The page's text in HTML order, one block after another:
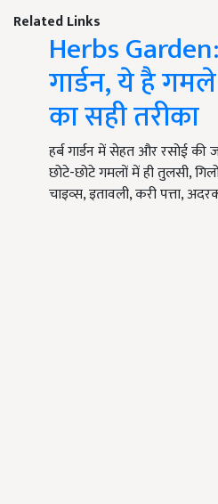
Related Links
Herbs
गार्डन, ये है
का सही तरीका
हर्ब गार्डन में सेहत और रसोई
छोटे-छोटे गमलों में ही तुलसी,
चाइव्स, इतावली, करी पत्ता,